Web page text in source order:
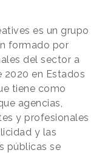
es un grupo
formado por
del sector a
2020 en Estados
tiene como
agencias,
y profesionales
y las
públicas se